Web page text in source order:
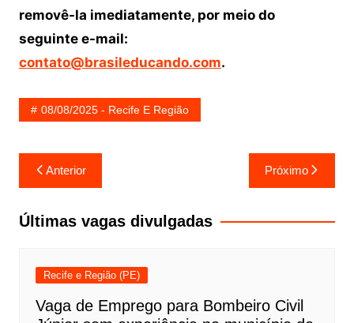
removê-la imediatamente, por meio do
seguinte e-mail:
contato@brasileducando.com.
08/08/2025 - Recife E Região
Navegação
de
Post
Anterior Próximo
Últimas vagas divulgadas
Recife e Região (PE)
Vaga de Emprego para Bombeiro Civil